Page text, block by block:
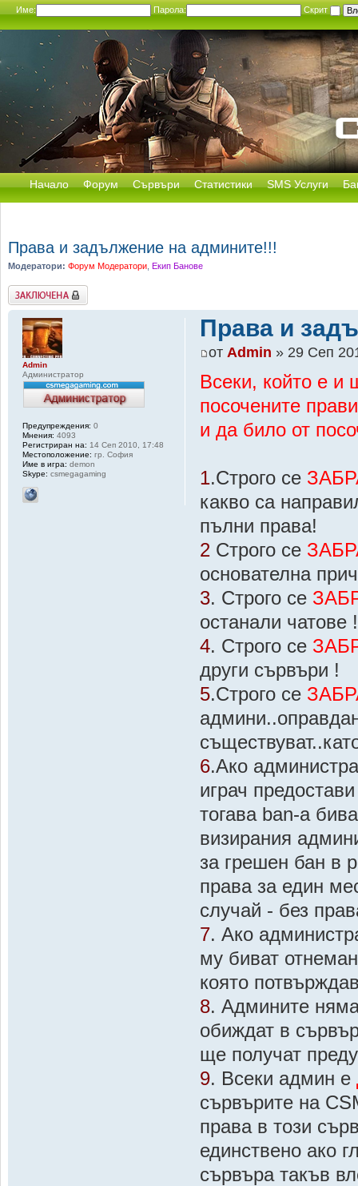
Име: Парола: Скрит
Начало Форум Сървъри Статистики SMS Услуги
Права и задължение на админите!!!
Модератори: Форум Модератори Екип Банове
Заключена
Права и
от Admin » 29 Сеп
Всеки, който е и
посочените
и да било от
1.Строго се
какво са
пълни права!
2 Строго се
основателна
3. Строго се
останали чатове !
4. Строго се
други сървъри !
5.Строго се
6.Ако
играч
тогава ban-a
визирания
за грешен бан в
права за един
случай - без
7. Ако
му биват
която
8. Админите
обиждат в
ще получат
9. Всеки админ е
сървърите на
права в този
единствено ако
сървъра такъв
Admin
Администратор
Предупреждения: 0
Мнения: 4093
Регистриран на: 14 Сеп 2010, 17:48
Местоположение: гр. София
Име в игра: demon
Skype: csmegagaming